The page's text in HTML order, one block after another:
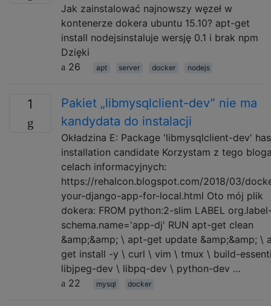
Jak zainstalować najnowszy węzeł w
kontenerze dokera ubuntu 15.10? apt-get
install nodejsinstaluje wersję 0.1 i brak npm
Dzięki
26
apt server docker nodejs
1
Pakiet „libmysqlclient-dev” nie ma
kandydata do instalacji
Okładzina E: Package 'libmysqlclient-dev'
installation candidate Korzystam z tego
celach informacyjnych:
https://rehalcon.blogspot.com/2018/03/
your-django-app-for-local.html Oto mój plik
dokera: FROM python:2-slim LABEL
schema.name='app-dj' RUN apt-get clean
&amp;&amp; \ apt-get update &amp;&amp; \
get install -y \ curl \ vim \ tmux \ build-
libjpeg-dev \ libpq-dev \ python-dev …
22
mysql docker